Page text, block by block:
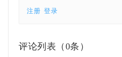
注册 登录
评论列表（ 0条）